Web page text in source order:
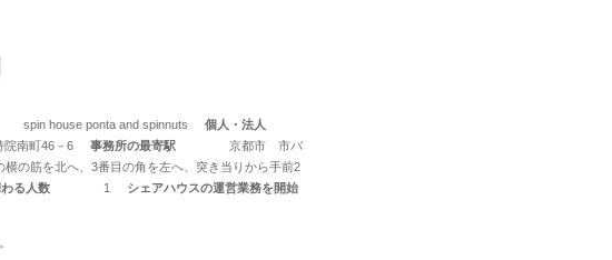
spin house ponta and spinnuts
個人・法人
院南町46－6 事務所の最寄駅
京都市 市バ
の筋を北へ、3番目の角を左へ、突き当りから手前2
る人数 1
シェアハウスの運営業務を開始